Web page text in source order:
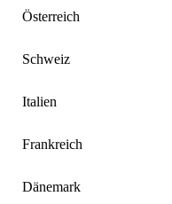
Österreich
Schweiz
Italien
Frankreich
Dänemark